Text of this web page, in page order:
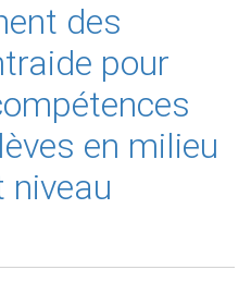
des
pour
en milieu
niveau